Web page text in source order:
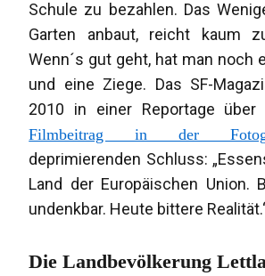
Schule zu bezahlen. Das
Garten anbaut, reicht kaum
Wenn´s gut geht, hat man noch
und eine Ziege. Das SF-
2010 in einer Reportage über
Filmbeitrag in der
deprimierenden Schluss:
Land der Europäischen Union.
undenkbar. Heute bittere
Die Landbevölkerung